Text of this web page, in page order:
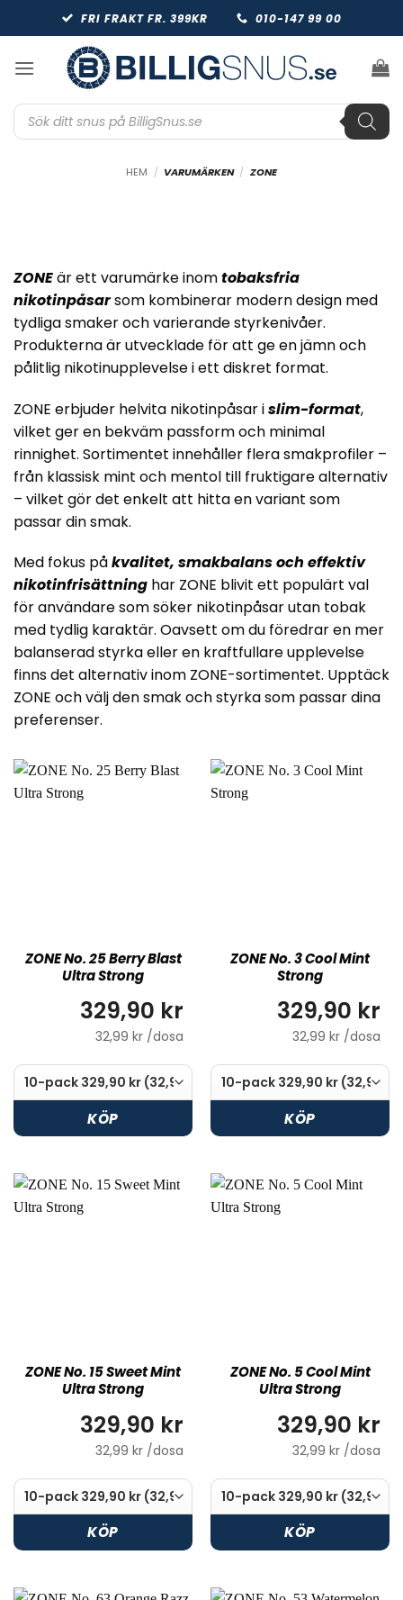
to
FRI FRAKT FR. 399KR 010-147 99 00
Produktsökning
HEM / VARUMÄRKEN / ZONE
ZONEär ett varumärke inomtobaksfria
nikotinpåsarsom kombinerar modern design med
tydliga smaker och varierande styrkenivåer.
Produkterna är utvecklade för att ge en jämn och
pålitlig nikotinupplevelse i ett diskret format.
ZONE erbjuder helvita nikotinpåsar islim-format,
vilket ger en bekväm passform och minimal
rinnighet. Sortimentet innehåller flera smakprofiler –
från klassisk mint och mentol till fruktigare alternativ
– vilket gör det enkelt att hitta en variant som
passar din smak.
Med fokus påkvalitet, smakbalans och effektiv
nikotinfrisättning har ZONE blivit ett populärt val
för användare som söker nikotinpåsar utan tobak
med tydlig karaktär. Oavsett om du föredrar en mer
balanserad styrka eller en kraftfullare upplevelse
finns det alternativ inom ZONE-sortimentet. Upptäck
ZONE och välj den smak och styrka som passar dina
preferenser.
ZONE No. 25 Berry Blast
Ultra Strong
329,90 kr
32,99 kr /dosa
KÖP
ZONE No. 3 Cool Mint
Strong
329,90 kr
32,99 kr /dosa
KÖP
ZONE No. 15 Sweet Mint
Ultra Strong
329,90 kr
32,99 kr /dosa
KÖP
ZONE No. 5 Cool Mint
Ultra Strong
329,90 kr
32,99 kr /dosa
KÖP